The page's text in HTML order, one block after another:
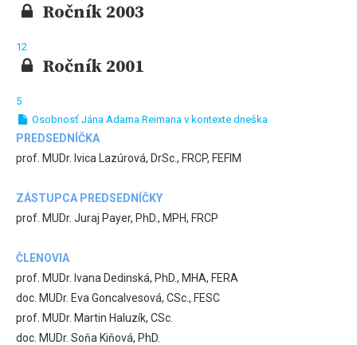
Ročník 2003
12
Ročník 2001
5
Osobnosť Jána Adama Reimana v kontexte dneška
PREDSEDNÍČKA
prof. MUDr. Ivica Lazúrová, DrSc., FRCP, FEFIM
ZÁSTUPCA PREDSEDNÍČKY
prof. MUDr. Juraj Payer, PhD., MPH, FRCP
ČLENOVIA
prof. MUDr. Ivana Dedinská, PhD., MHA, FERA
doc. MUDr. Eva Goncalvesová, CSc., FESC
prof. MUDr. Martin Haluzík, CSc.
doc. MUDr. Soňa Kiňová, PhD.